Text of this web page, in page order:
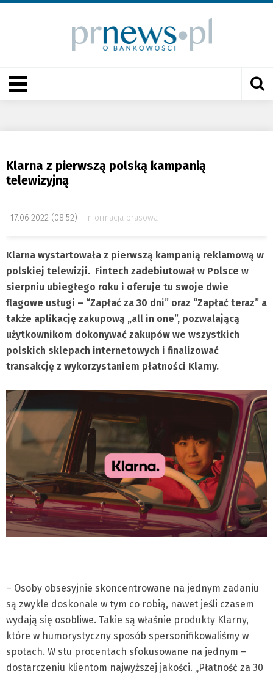
Klarna z pierwszą polską kampanią
telewizyjną
17.06.2022 (08:52) informacja prasowa
Klarna wystartowała z pierwszą kampanią reklamową w
polskiej telewizji. Fintech zadebiutował w Polsce w
sierpniu ubiegłego roku i oferuje tu swoje dwie
flagowe usługi – “Zapłać za 30 dni” oraz “Zapłać teraz” a
także aplikację zakupową „all in one”, pozwalającą
użytkownikom dokonywać zakupów we wszystkich
polskich sklepach internetowych i finalizować
transakcję z wykorzystaniem płatności Klarny.
– Osoby obsesyjnie skoncentrowane na jednym zadaniu
są zwykle doskonale w tym co robią, nawet jeśli czasem
wydają się osobliwe. Takie są właśnie produkty Klarny,
które w humorystyczny sposób spersonifikowaliśmy w
spotach. W stu procentach sfokusowane na jednym –
dostarczeniu klientom najwyższej jakości. „Płatność za 30